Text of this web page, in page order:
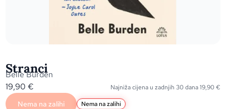
Stranci
Belle Burden
19,90€ Najniža cijena u zadnjih 30 dana19,90€
Nema na zalihi Nema na zalihi